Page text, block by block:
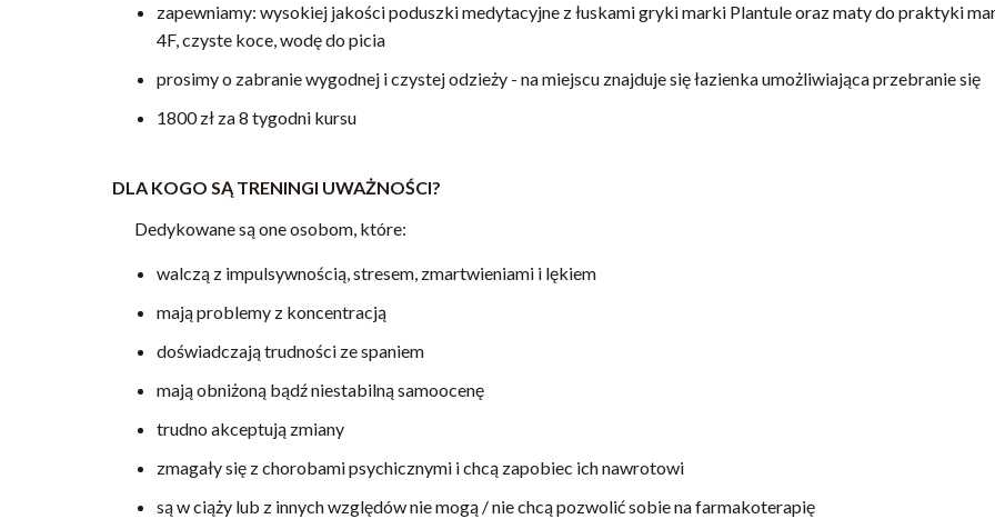
zapewniamy: wysokiej jakości poduszki medytacyjne z łuskami gryki marki Plantule oraz maty do praktyki
4F, czyste koce, wodę do picia
prosimy o zabranie wygodnej i czystej odzieży - na miejscu znajduje się łazienka umożliwiająca przebranie się
1800 zł za 8 tygodni kursu
DLA KOGO SĄ TRENINGI UWAŻNOŚCI?
Dedykowane są one osobom, które:
walczą z impulsywnością, stresem, zmartwieniami i lękiem
mają problemy z koncentracją
doświadczają trudności ze spaniem
mają obniżoną bądź niestabilną samoocenę
trudno akceptują zmiany
zmagały się z chorobami psychicznymi i chcą zapobiec ich nawrotowi
są w ciąży lub z innych względów nie mogą / nie chcą pozwolić sobie na farmakoterapię